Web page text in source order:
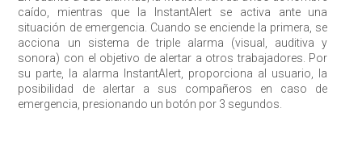
caído, mientras que la InstantAlert se activa ante una
situación de emergencia. Cuando se enciende la primera, se
acciona un sistema de triple alarma (visual, auditiva y
sonora) con el objetivo de alertar a otros trabajadores. Por
su parte, la alarma InstantAlert, proporciona al usuario, la
posibilidad de alertar a sus compañeros en caso de
emergencia, presionando un botón por 3 segundos.